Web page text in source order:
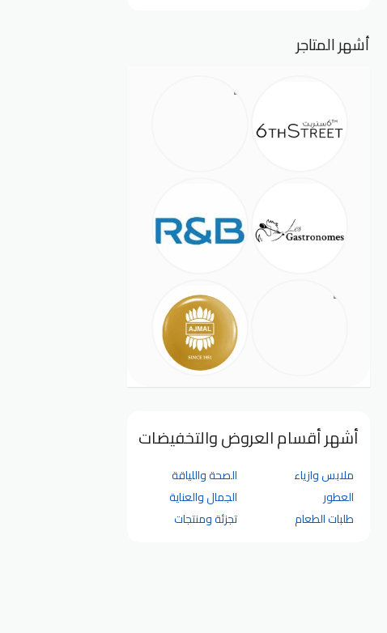
أشهر المتاجر
أشهر أقسام العروض والتخفيضات
ملابس وازياء
الصحة واللياقة
العطور
الجمال والعناية
طلبات الطعام
تجزئة ومنتجات